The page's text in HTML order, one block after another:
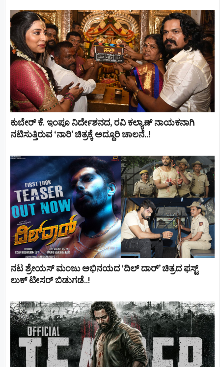
ಕುಬೇರ್ ಕೆ. ಇಂಪೂ ನಿರ್ದೇಶನದ, ರವಿ ಕಲ್ಯಾಣ್‍ ನಾಯಕನಾಗಿ
ನಟಿಸುತ್ತಿರುವ ‘ನಾರಿ’ ಚಿತ್ರಕ್ಕೆ ಅದ್ದೂರಿ ಚಾಲನೆ..!
ನಟ ಶ್ರೇಯಸ್ ಮಂಜು ಅಭಿನಯದ ‘ದಿಲ್ ದಾರ್’ ಚಿತ್ರದ ಫಸ್ಟ್
ಲುಕ್ ಟೀಸರ್ ಬಿಡುಗಡೆ..!